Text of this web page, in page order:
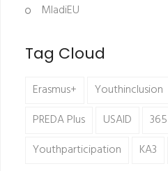
MladiEU
Tag Cloud
Erasmus+ Youthinclusion
PREDA Plus
USAID
Youthparticipation
KA3